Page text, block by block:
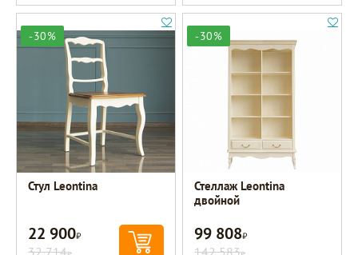
-30%
Стул Leontina
22 900Р
32 714Р
-30%
Стеллаж Leontina
двойной
99 808Р
142 583Р